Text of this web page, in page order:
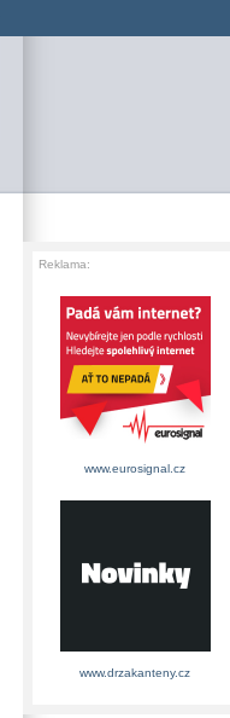
Reklama:
www.eurosignal.cz
www.drzakanteny.cz